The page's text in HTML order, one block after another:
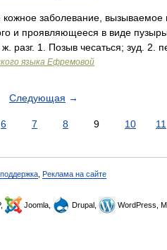
заболевание, вызываемое
и проявляющееся в виде
разг. 1. Позыв чесаться; зуд. 2.
языка Ефремовой
Следующая →
6 7 8 9 10 11
Реклама на сайте
Joomla, Drupal, WordPress,